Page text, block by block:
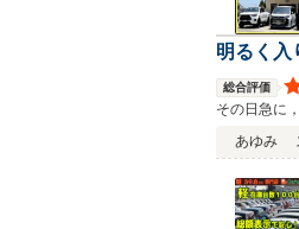
明るく入
総合評価
その日急に
りがとうご
あゆみ